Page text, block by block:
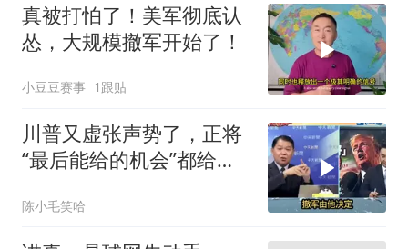
真被打怕了！美军彻底认
怂，大规模撤军开始了！
小豆豆赛事 1跟贴
川普又虚张声势了，正将
“最后能给的机会”都给伊
陈小毛笑哈